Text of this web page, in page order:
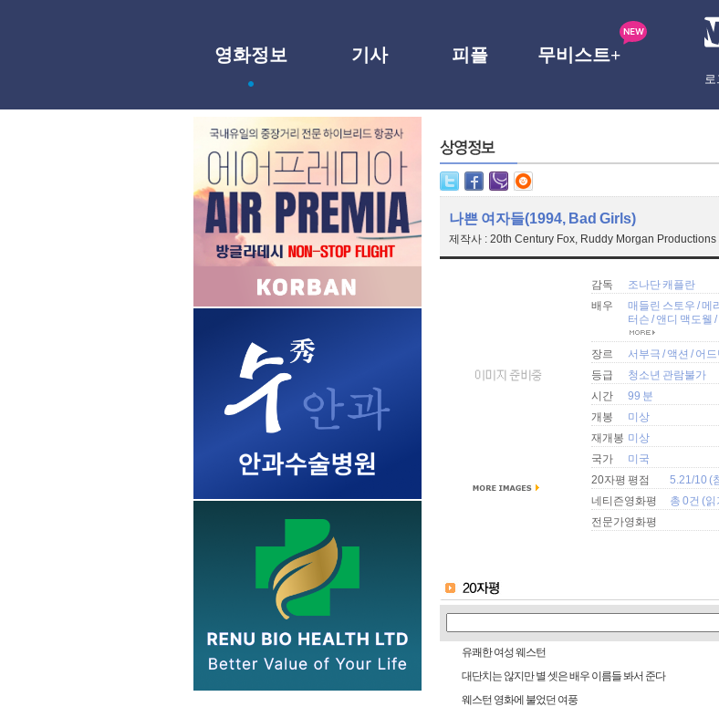
영화정보 기사 피플 무비스트+
로
나쁜 여자들(1994, Bad Girls)
제작사 : 20th Century Fox, Ruddy Morgan Productions
감독
조나단 캐플란
배우
매들린 스토우 /메
터슨 /앤디 맥도웰 /
장르 서부극 /액션 /어드
등급
청소년 관람불가
시간
99 분
개봉
미상
재개봉 미상
국가
미국
20자평 평점
5.21/10 (
네티즌영화평
총 0건 (읽
전문가영화평
유쾌한 여성 웨스턴
대단치는 않지만 별 셋은 배우 이름들 봐서 준다
웨스턴 영화에 불었던 여풍